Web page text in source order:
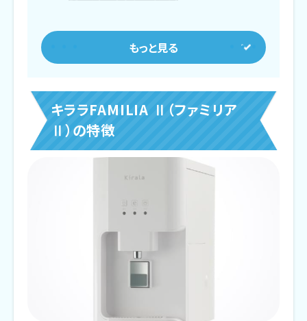
電気代が安く衛生的
ゴミが出ない
安全で美味しいお水が使い放題
充実したオプション
設置場所の自由度が高い
キララFAMILIA Ⅱ（ファミリア
Ⅱ）の特徴